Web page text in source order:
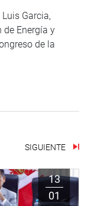
Garcia,
Energía y
de la
SIGUIENTE
13
01